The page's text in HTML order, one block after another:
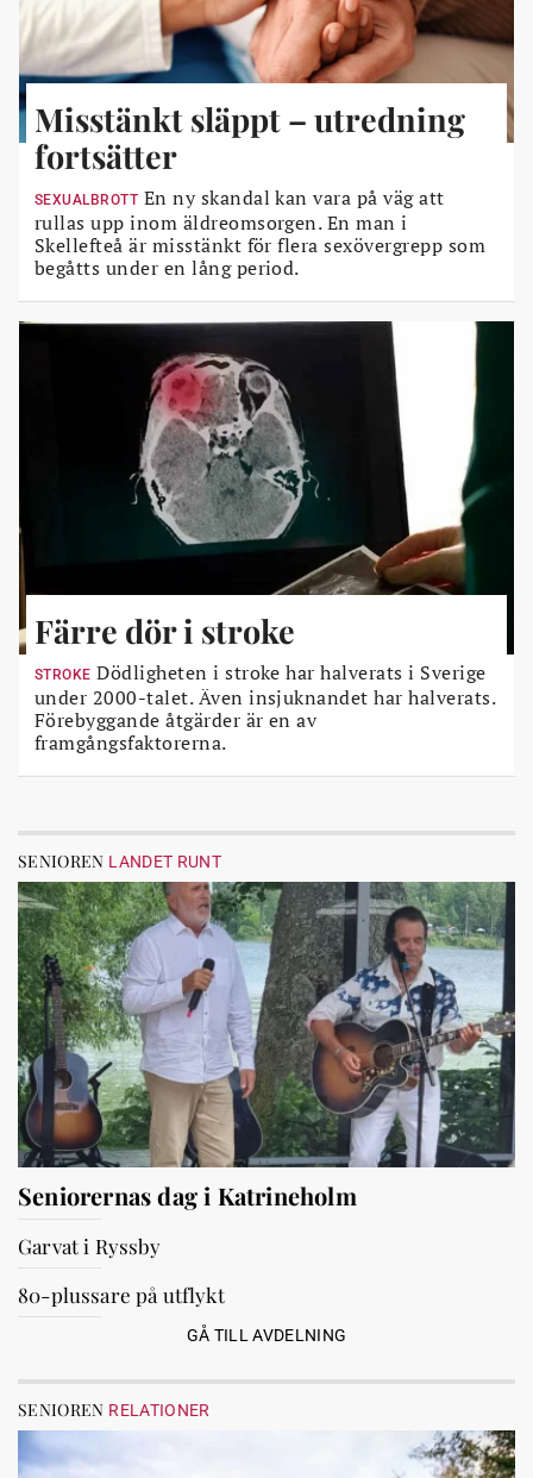
Misstänkt släppt – utredning
fortsätter
SEXUALBROTT En ny skandal kan vara på väg att
rullas upp inom äldreomsorgen. En man i
Skellefteå är misstänkt för flera sexövergrepp som
begåtts under en lång period.
Färre dör i stroke
STROKE Dödligheten i stroke har halverats i Sverige
under 2000-talet. Även insjuknandet har halverats.
Förebyggande åtgärder är en av
framgångsfaktorerna.
SENIOREN LANDET RUNT
Seniorernas dag i Katrineholm
Garvat i Ryssby
80-plussare på utflykt
GÅ TILL AVDELNING
SENIOREN RELATIONER